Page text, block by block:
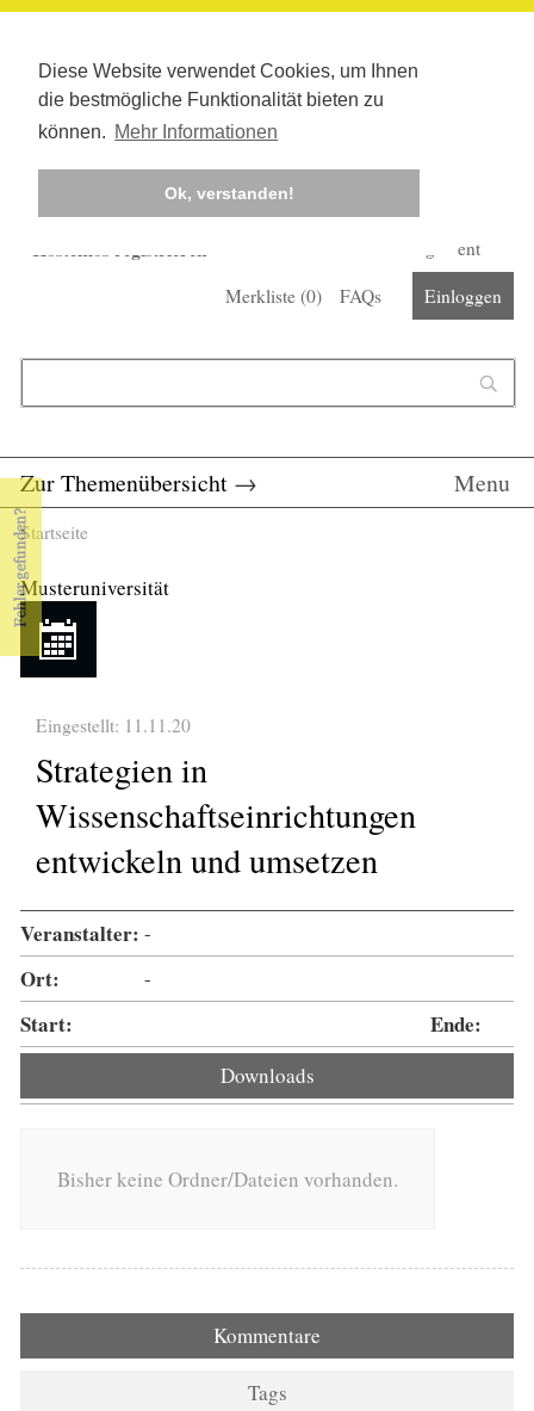
Diese Website verwendet Cookies, um Ihnen
die bestmögliche Funktionalität bieten zu
können. Mehr Informationen
Ok, verstanden!
Kostenlos registrieren
Corona-Management
Merkliste (0) FAQs Einloggen
Zur Themenübersicht → Menu
Sie sind hier
Startseite
Musteruniversität
Eingestellt: 11.11.20
Strategien in
Wissenschaftseinrichtungen
entwickeln und umsetzen
Veranstalter: -
Ort: -
Start: Ende:
Downloads
Bisher keine Ordner/Dateien vorhanden.
Kommentare
Tags